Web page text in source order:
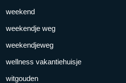
weekend
weekendje weg
weekendjeweg
wellness vakantiehuisje
witgouden